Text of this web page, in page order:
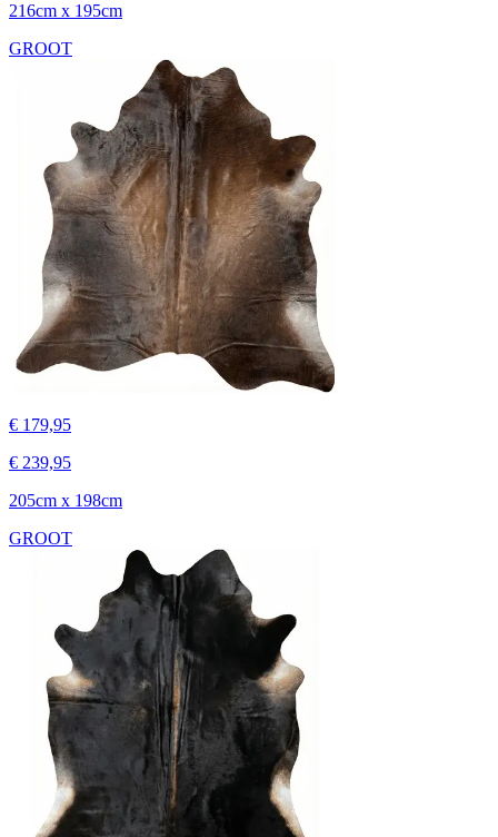
216cm x 195cm
GROOT
€ 179,95
€ 239,95
205cm x 198cm
GROOT